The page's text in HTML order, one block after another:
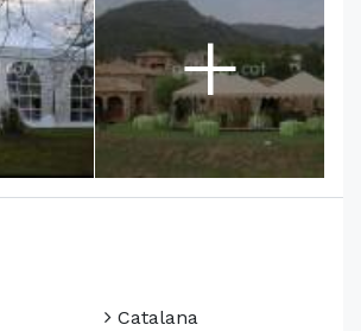
+
Catalana